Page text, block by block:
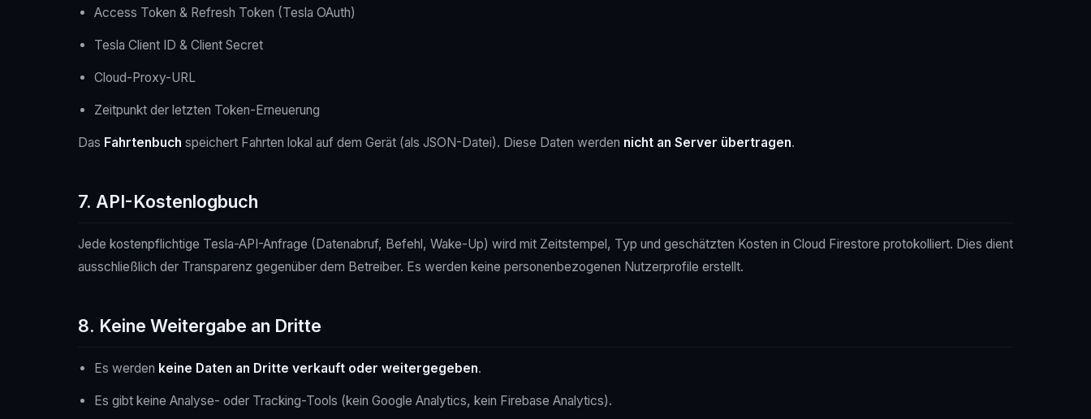
Access Token & Refresh Token (Tesla OAuth)
Tesla Client ID & Client Secret
Cloud-Proxy-URL
Zeitpunkt der letzten Token-Erneuerung
Das Fahrtenbuch speichert Fahrten lokal auf dem Gerät (als JSON-Datei). Diese Daten werden nicht an Server übertragen.
7. API-Kostenlogbuch
Jede kostenpflichtige Tesla-API-Anfrage (Datenabruf, Befehl, Wake-Up) wird mit Zeitstempel, Typ und geschätzten Kosten in Cloud Firestore protokolliert. Dies dient
ausschließlich der Transparenz gegenüber dem Betreiber. Es werden keine personenbezogenen Nutzerprofile erstellt.
8. Keine Weitergabe an Dritte
Es werden keine Daten an Dritte verkauft oder weitergegeben.
Es gibt keine Analyse- oder Tracking-Tools (kein Google Analytics, kein Firebase Analytics).